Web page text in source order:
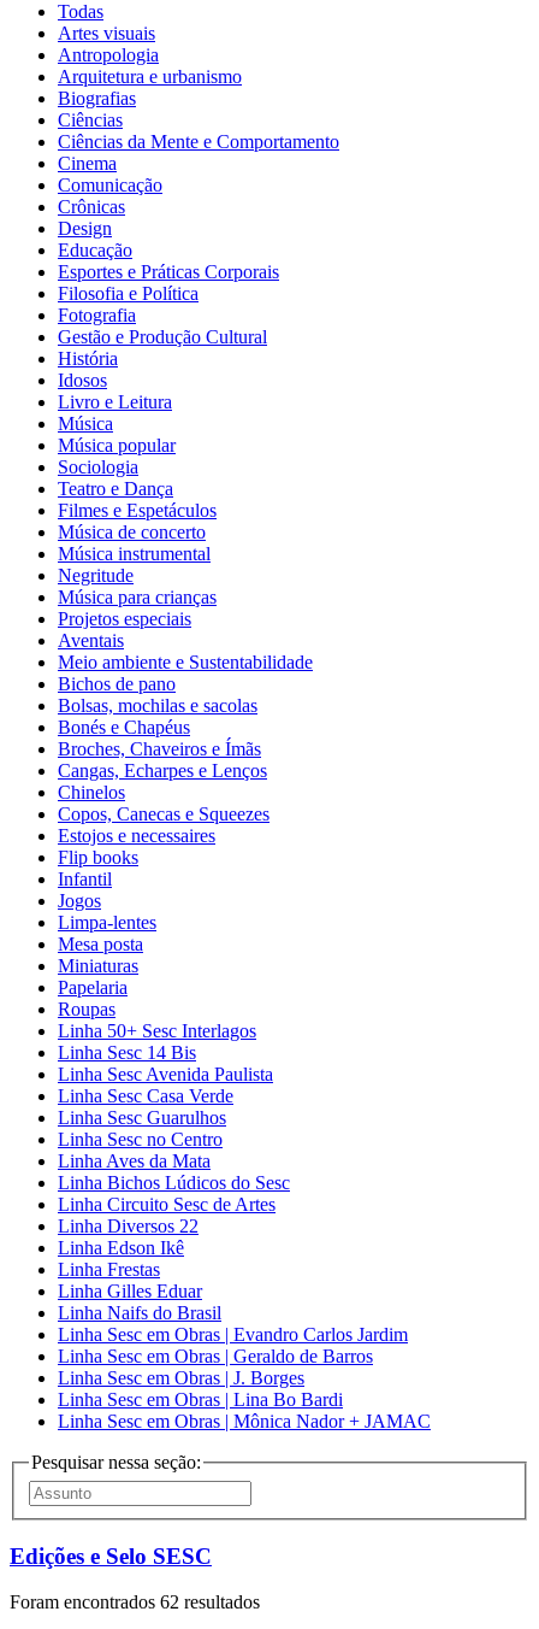
Todas
Artes visuais
Antropologia
Arquitetura e urbanismo
Biografias
Ciências
Ciências da Mente e Comportamento
Cinema
Comunicação
Crônicas
Design
Educação
Esportes e Práticas Corporais
Filosofia e Política
Fotografia
Gestão e Produção Cultural
História
Idosos
Livro e Leitura
Música
Música popular
Sociologia
Teatro e Dança
Filmes e Espetáculos
Música de concerto
Música instrumental
Negritude
Música para crianças
Projetos especiais
Aventais
Meio ambiente e Sustentabilidade
Bichos de pano
Bolsas, mochilas e sacolas
Bonés e Chapéus
Broches, Chaveiros e Ímãs
Cangas, Echarpes e Lenços
Chinelos
Copos, Canecas e Squeezes
Estojos e necessaires
Flip books
Infantil
Jogos
Limpa-lentes
Mesa posta
Miniaturas
Papelaria
Roupas
Linha 50+ Sesc Interlagos
Linha Sesc 14 Bis
Linha Sesc Avenida Paulista
Linha Sesc Casa Verde
Linha Sesc Guarulhos
Linha Sesc no Centro
Linha Aves da Mata
Linha Bichos Lúdicos do Sesc
Linha Circuito Sesc de Artes
Linha Diversos 22
Linha Edson Ikê
Linha Frestas
Linha Gilles Eduar
Linha Naifs do Brasil
Linha Sesc em Obras | Evandro Carlos Jardim
Linha Sesc em Obras | Geraldo de Barros
Linha Sesc em Obras | J. Borges
Linha Sesc em Obras | Lina Bo Bardi
Linha Sesc em Obras | Mônica Nador + JAMAC
Pesquisar nessa seção:
Edições e Selo SESC
Foram encontrados 62 resultados